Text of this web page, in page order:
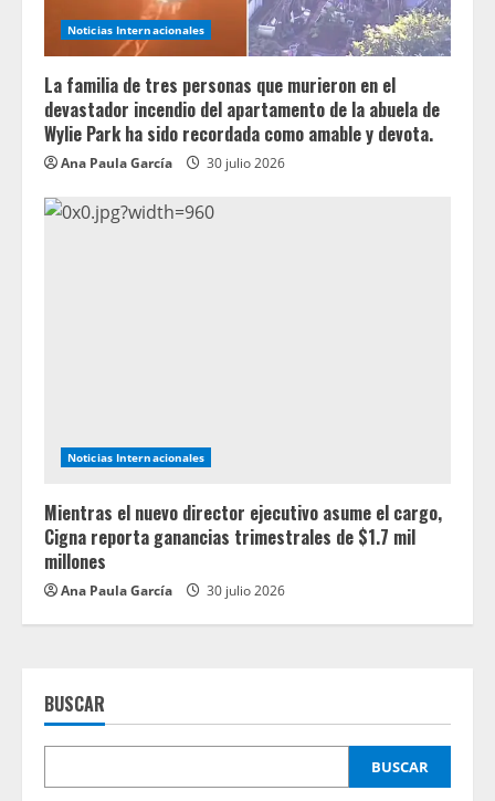
Noticias Internacionales
La familia de tres personas que murieron en el
devastador incendio del apartamento de la abuela de
Wylie Park ha sido recordada como amable y devota.
Ana Paula García 30 julio 2026
Noticias Internacionales
Mientras el nuevo director ejecutivo asume el cargo,
Cigna reporta ganancias trimestrales de $1.7 mil
millones
Ana Paula García 30 julio 2026
BUSCAR
BUSCAR